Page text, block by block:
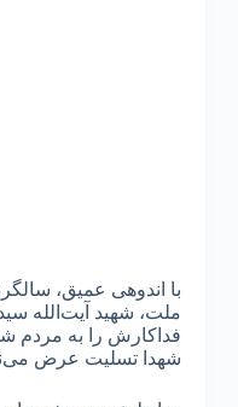
با اندوهی عمیق،
ملت، شهید آیت‌الله
فداکارش را به مردم
شهدا تسلیت عرض